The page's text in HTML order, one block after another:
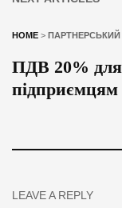
HOME > ПАРТНЕРСЬКИЙ
ПДВ 20%
LEAVE A REPLY